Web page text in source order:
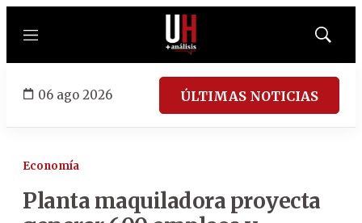
Menú
Mostrar
06 ago 2026 ÚLTIMAS NOTICIAS
Economía
Planta maquiladora proyecta